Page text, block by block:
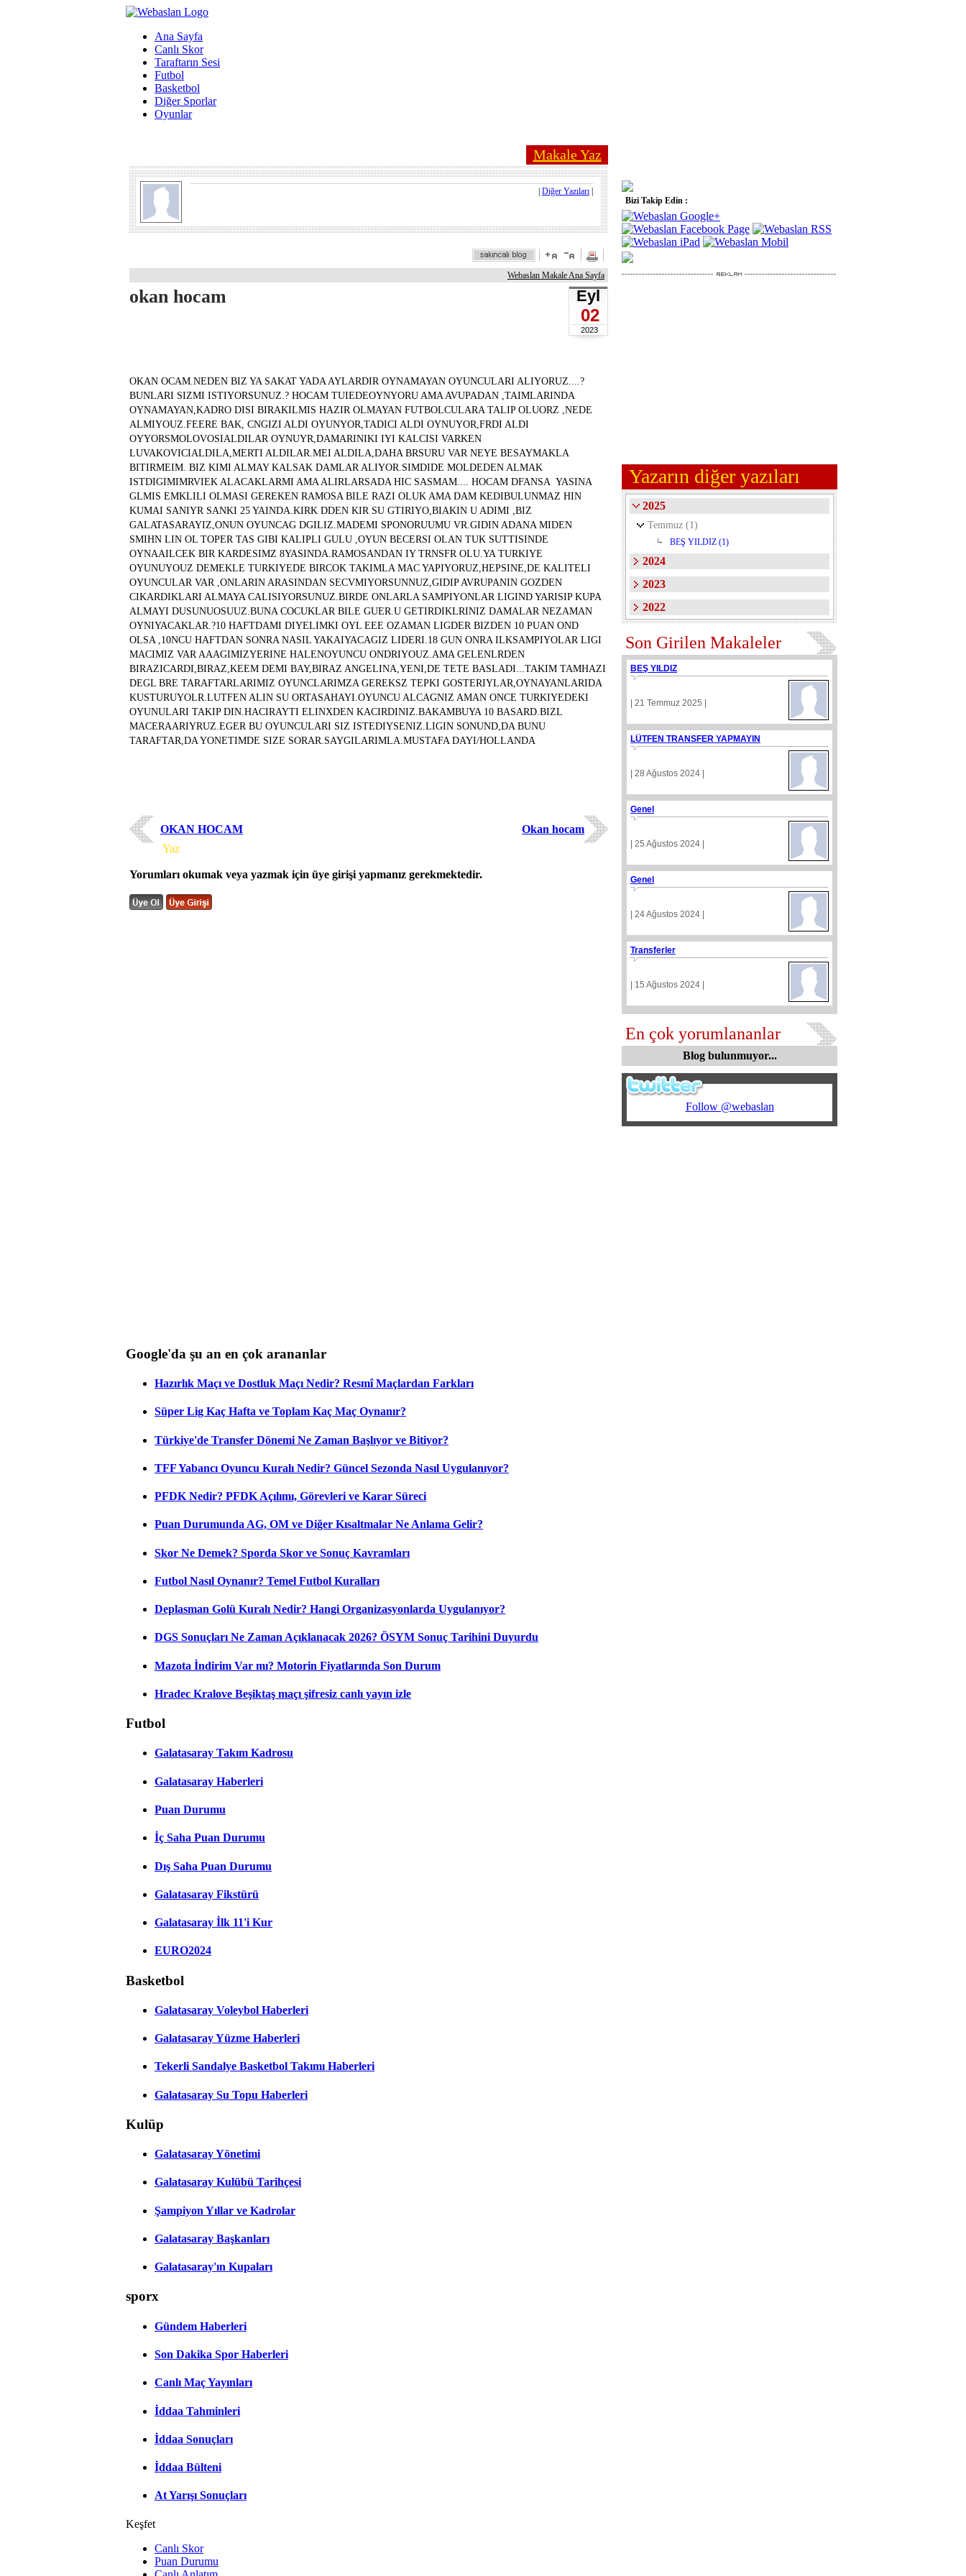
Ana Sayfa
Canlı Skor
Taraftarın Sesi
Futbol
Basketbol
Diğer Sporlar
Oyunlar
Makale Yaz
Diğer Yazıları
Webaslan Makale Ana Sayfa
okan hocam Eyl
02
2023
OKAN OCAM.NEDEN BIZ YA SAKAT YADA AYLARDIR OYNAMAYAN OYUNCULARI ALIYORUZ....?
BUNLARI SIZMI ISTIYORSUNUZ.? HOCAM TUIEDEOYNYORU AMA AVUPADAN ,TAIMLARINDA
OYNAMAYAN,KADRO DISI BIRAKILMIS HAZIR OLMAYAN FUTBOLCULARA TALIP OLUORZ ,NEDE
ALMIYOUZ.FEERE BAK, CNGIZI ALDI OYUNYOR,TADICI ALDI OYNUYOR,FRDI ALDI
OYYORSMOLOVOSIALDILAR OYNUYR,DAMARINIKI IYI KALCISI VARKEN
LUVAKOVICIALDILA,MERTI ALDILAR.MEI ALDILA,DAHA BRSURU VAR NEYE BESAYMAKLA
BITIRMEIM. BIZ KIMI ALMAY KALSAK DAMLAR ALIYOR.SIMDIDE MOLDEDEN ALMAK
ISTDIGIMIMRVIEK ALACAKLARMI AMA ALIRLARSADA HIC SASMAM.... HOCAM DFANSA YASINA
GLMIS EMKLILI OLMASI GEREKEN RAMOSA BILE RAZI OLUK AMA DAM KEDIBULUNMAZ HIN
KUMAI SANIYR SANKI 25 YAINDA.KIRK DDEN KIR SU GTIRIYO,BIAKIN U ADIMI ,BIZ
GALATASARAYIZ,ONUN OYUNCAG DGILIZ.MADEMI SPONORUUMU VR.GIDIN ADANA MIDEN
SMIHN LIN OL TOPER TAS GIBI KALIPLI GULU ,OYUN BECERSI OLAN TUK SUTTISINDE
OYNAAILCEK BIR KARDESIMZ 8YASINDA.RAMOSANDAN IY TRNSFR OLU.YA TURKIYE
OYUNUYOUZ DEMEKLE TURKIYEDE BIRCOK TAKIMLA MAC YAPIYORUZ,HEPSINE,DE KALITELI
OYUNCULAR VAR ,ONLARIN ARASINDAN SECVMIYORSUNNUZ,GIDIP AVRUPANIN GOZDEN
CIKARDIKLARI ALMAYA CALISIYORSUNUZ.BIRDE ONLARLA SAMPIYONLAR LIGIND YARISIP KUPA
ALMAYI DUSUNUOSUUZ.BUNA COCUKLAR BILE GUER.U GETIRDIKLRINIZ DAMALAR NEZAMAN
OYNIYACAKLAR.?10 HAFTDAMI DIYELIMKI OYL EEE OZAMAN LIGDER BIZDEN 10 PUAN OND
OLSA ,10NCU HAFTDAN SONRA NASIL YAKAIYACAGIZ LIDERI.18 GUN ONRA ILKSAMPIYOLAR LIGI
MACIMIZ VAR AAAGIMIZYERINE HALENOYUNCU ONDRIYOUZ.AMA GELENLRDEN
BIRAZICARDI,BIRAZ,KEEM DEMI BAY,BIRAZ ANGELINA,YENI,DE TETE BASLADI...TAKIM TAMHAZI
DEGL BRE TARAFTARLARIMIZ OYUNCLARIMZA GEREKSZ TEPKI GOSTERIYLAR,OYNAYANLARIDA
KUSTURUYOLR.LUTFEN ALIN SU ORTASAHAYI.OYUNCU ALCAGNIZ AMAN ONCE TURKIYEDEKI
OYUNULARI TAKIP DIN.HACIRAYTI ELINXDEN KACIRDINIZ.BAKAMBUYA 10 BASARD.BIZL
MACERAARIYRUZ.EGER BU OYUNCULARI SIZ ISTEDIYSENIZ.LIGIN SONUND,DA BUNU
TARAFTAR,DA YONETIMDE SIZE SORAR.SAYGILARIMLA.MUSTAFA DAYI/HOLLANDA
OKAN HOCAM
Okan hocam
Yaz
Yorumları okumak veya yazmak için üye girişi yapmanız gerekmektedir.
Bizi Takip Edin :
Yazarın diğer yazıları
2025
Temmuz (1)
BEŞ YILDIZ (1)
2024
2023
2022
Son Girilen Makaleler
BEŞ YILDIZ
| 21 Temmuz 2025 |
LÜTFEN TRANSFER YAPMAYIN
| 28 Ağustos 2024 |
Genel
| 25 Ağustos 2024 |
Genel
| 24 Ağustos 2024 |
Transferler
| 15 Ağustos 2024 |
En çok yorumlananlar
Blog bulunmuyor...
Follow @webaslan
Google'da şu an en çok arananlar
Hazırlık Maçı ve Dostluk Maçı Nedir? Resmî Maçlardan Farkları
Süper Lig Kaç Hafta ve Toplam Kaç Maç Oynanır?
Türkiye'de Transfer Dönemi Ne Zaman Başlıyor ve Bitiyor?
TFF Yabancı Oyuncu Kuralı Nedir? Güncel Sezonda Nasıl Uygulanıyor?
PFDK Nedir? PFDK Açılımı, Görevleri ve Karar Süreci
Puan Durumunda AG, OM ve Diğer Kısaltmalar Ne Anlama Gelir?
Skor Ne Demek? Sporda Skor ve Sonuç Kavramları
Futbol Nasıl Oynanır? Temel Futbol Kuralları
Deplasman Golü Kuralı Nedir? Hangi Organizasyonlarda Uygulanıyor?
DGS Sonuçları Ne Zaman Açıklanacak 2026? ÖSYM Sonuç Tarihini Duyurdu
Mazota İndirim Var mı? Motorin Fiyatlarında Son Durum
Hradec Kralove Beşiktaş maçı şifresiz canlı yayın izle
Futbol
Galatasaray Takım Kadrosu
Galatasaray Haberleri
Puan Durumu
İç Saha Puan Durumu
Dış Saha Puan Durumu
Galatasaray Fikstürü
Galatasaray İlk 11'i Kur
EURO2024
Basketbol
Galatasaray Voleybol Haberleri
Galatasaray Yüzme Haberleri
Tekerli Sandalye Basketbol Takımı Haberleri
Galatasaray Su Topu Haberleri
Kulüp
Galatasaray Yönetimi
Galatasaray Kulübü Tarihçesi
Şampiyon Yıllar ve Kadrolar
Galatasaray Başkanları
Galatasaray'ın Kupaları
sporx
Gündem Haberleri
Son Dakika Spor Haberleri
Canlı Maç Yayınları
İddaa Tahminleri
İddaa Sonuçları
İddaa Bülteni
At Yarışı Sonuçları
Keşfet
Canlı Skor
Puan Durumu